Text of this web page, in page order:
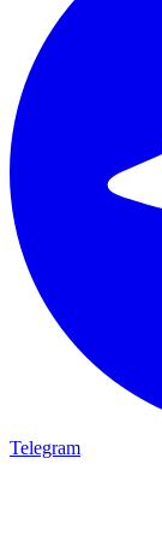
Telegram